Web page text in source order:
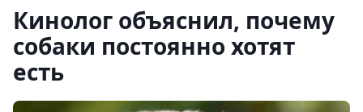
Кинолог объяснил, почему
собаки постоянно хотят
есть